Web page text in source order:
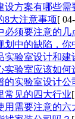
设方案有哪些需
8大注意事项[
必须要注意的几
划中的缺陷，你
实验室设计和建
实验室应该如何
的实验室设计公
常见的四大行业
用需要注意的六